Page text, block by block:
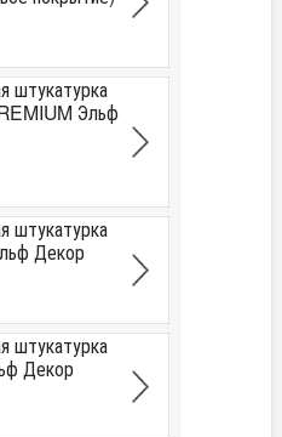
штукатурка
Эльф
штукатурка
Декор
штукатурка
Декор